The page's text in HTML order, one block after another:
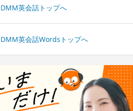
DMM英会話トップへ
DMM英会話Wordsトップへ